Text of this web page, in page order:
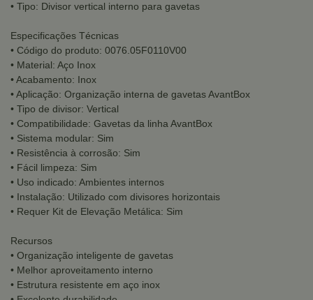
• Tipo: Divisor vertical interno para gavetas
Especificações Técnicas
• Código do produto: 0076.05F0110V00
• Material: Aço Inox
• Acabamento: Inox
• Aplicação: Organização interna de gavetas AvantBox
• Tipo de divisor: Vertical
• Compatibilidade: Gavetas da linha AvantBox
• Sistema modular: Sim
• Resistência à corrosão: Sim
• Fácil limpeza: Sim
• Uso indicado: Ambientes internos
• Instalação: Utilizado com divisores horizontais
• Requer Kit de Elevação Metálica: Sim
Recursos
• Organização inteligente de gavetas
• Melhor aproveitamento interno
• Estrutura resistente em aço inox